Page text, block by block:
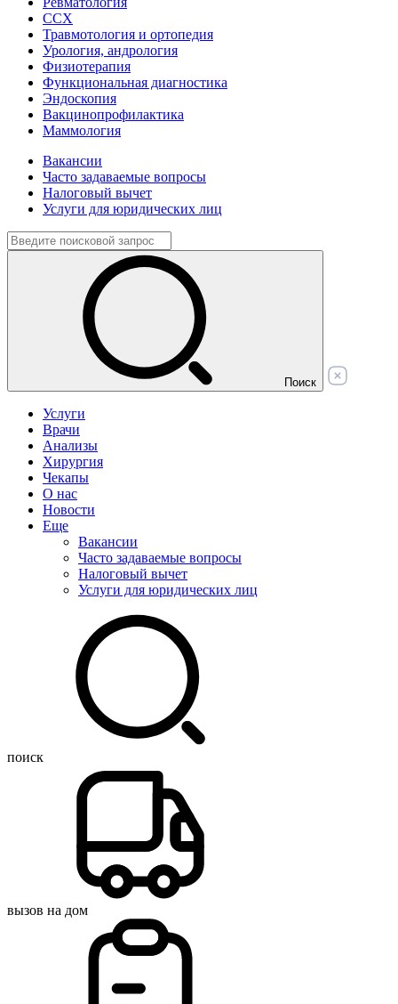
ССХ
Травмотология и ортопедия
Урология, андрология
Физиотерапия
Функциональная диагностика
Эндоскопия
Вакцинопрофилактика
Маммология
Вакансии
Часто задаваемые вопросы
Налоговый вычет
Услуги для юридических лиц
Поиск
Услуги
Врачи
Анализы
Хирургия
Чекапы
О нас
Новости
Еще
Вакансии
Часто задаваемые вопросы
Налоговый вычет
Услуги для юридических лиц
поиск
вызов на дом